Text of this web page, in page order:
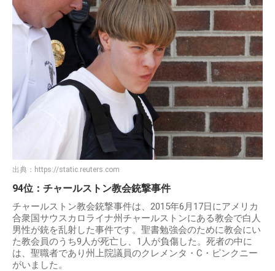
出典： https://static.reuters.com
94位：チャールストン教会銃撃事件
チャールストン教会銃撃事件は、2015年6月17日にアメリカ
合衆国サウスカロライナ州チャールストンにある教会で白人
男性が銃を乱射した事件です。聖書勉強会のために教会にい
た教会員のうち9人が死亡し、1人が負傷した。死者の中に
は、聖職者であり州上院議員のクレメンタ・C・ピンクニー
がいました。